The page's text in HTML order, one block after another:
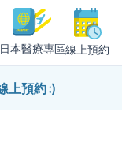
日本醫療專區線上預約
上預約 :)